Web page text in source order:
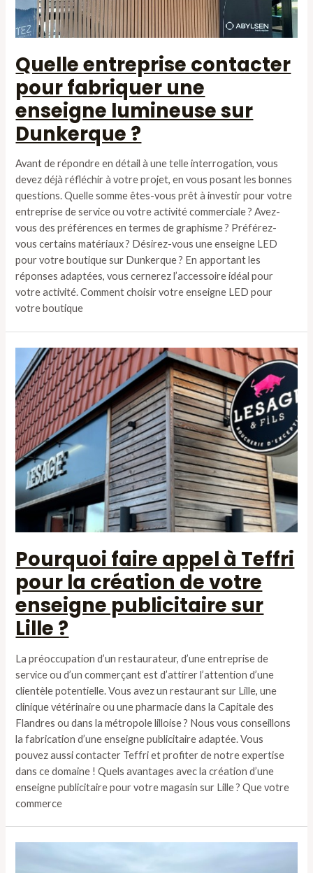
Quelle entreprise contacter
pour fabriquer une
enseigne lumineuse sur
Dunkerque ?
Avant de répondre en détail à une telle interrogation, vous
devez déjà réfléchir à votre projet, en vous posant les bonnes
questions. Quelle somme êtes-vous prêt à investir pour votre
entreprise de service ou votre activité commerciale ? Avez-
vous des préférences en termes de graphisme ? Préférez-
vous certains matériaux ? Désirez-vous une enseigne LED
pour votre boutique sur Dunkerque ? En apportant les
réponses adaptées, vous cernerez l’accessoire idéal pour
votre activité. Comment choisir votre enseigne LED pour
votre boutique
Pourquoi faire appel à Teffri
pour la création de votre
enseigne publicitaire sur
Lille ?
La préoccupation d’un restaurateur, d’une entreprise de
service ou d’un commerçant est d’attirer l’attention d’une
clientèle potentielle. Vous avez un restaurant sur Lille, une
clinique vétérinaire ou une pharmacie dans la Capitale des
Flandres ou dans la métropole lilloise ? Nous vous conseillons
la fabrication d’une enseigne publicitaire adaptée. Vous
pouvez aussi contacter Teffri et profiter de notre expertise
dans ce domaine ! Quels avantages avec la création d’une
enseigne publicitaire pour votre magasin sur Lille ? Que votre
commerce